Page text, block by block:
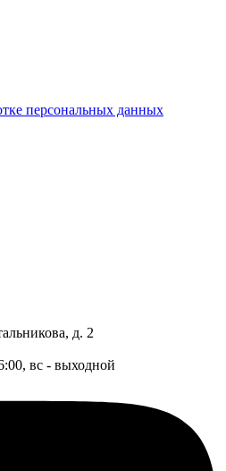
персональных данных
д. 2
вс - выходной